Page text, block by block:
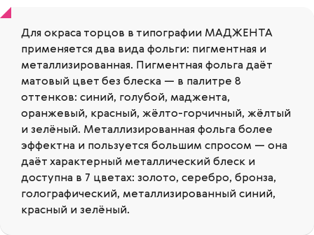
Для окраса торцов в типографии МАДЖЕНТА
применяется два вида фольги: пигментная и
металлизированная. Пигментная фольга даёт
матовый цвет без блеска — в палитре 8
оттенков: синий, голубой, маджента,
оранжевый, красный, жёлто-горчичный, жёлтый
и зелёный. Металлизированная фольга более
эффектна и пользуется большим спросом — она
даёт характерный металлический блеск и
доступна в 7 цветах: золото, серебро, бронза,
голографический, металлизированный синий,
красный и зелёный.